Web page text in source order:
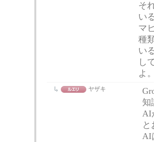
そ
い
マ
種
い
し
よ
ヤザキ
知
AI
AI